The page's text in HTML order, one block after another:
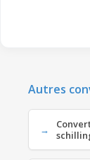
Autres